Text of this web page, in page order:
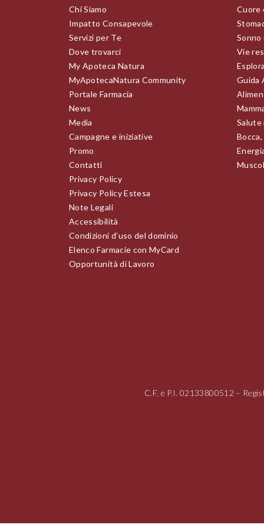
Chi Siamo
Impatto Consapevole
Servizi per Te
Dove trovarci
My Apoteca Natura
MyApotecaNatura Community
Portale Farmacia
News
Media
Campagne e iniziative
Promo
Contatti
Privacy Policy
Privacy Policy Estesa
Note Legali
Accessibilità
Condizioni d’uso del dominio
Elenco Farmacie con MyCard
Opportunità di Lavoro
Cuore
Sonno
Vie
Guida
Salute
C.F. e P.I.02133800512 –